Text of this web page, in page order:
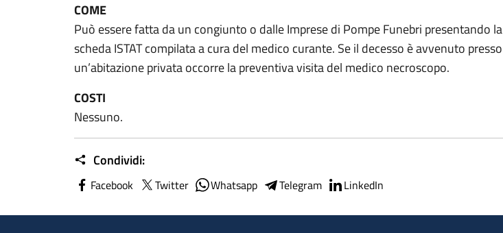
COME
Può essere fatta da un congiunto o dalle Imprese di Pompe Funebri presentando la
scheda ISTAT compilata a cura del medico curante. Se il decesso è avvenuto presso
un’abitazione privata occorre la preventiva visita del medico necroscopo.
COSTI
Nessuno.
Condividi:
Facebook Twitter Whatsapp Telegram LinkedIn